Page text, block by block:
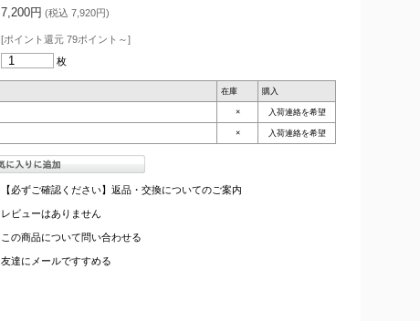
7,200円 (税込 7,920円)
[ポイント還元 79ポイント～]
枚
在庫 購入
× 入荷連絡を希望
× 入荷連絡を希望
【必ずご確認ください】返品・交換についてのご案内
レビューはありません
この商品について問い合わせる
友達にメールですすめる